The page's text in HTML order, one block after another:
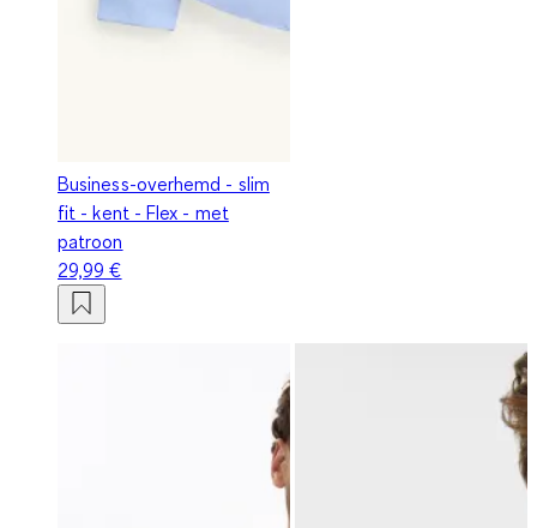
Business-overhemd - slim
fit - kent - Flex - met
patroon
29,99 €